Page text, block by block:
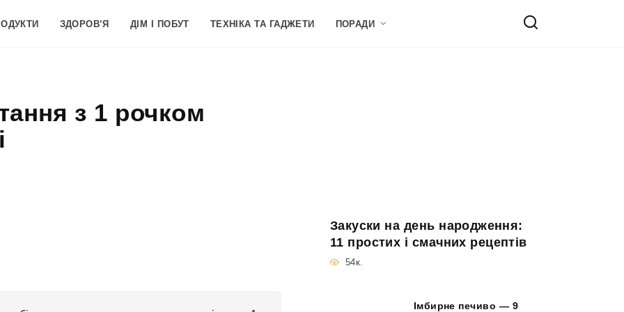
ЗДОРОВ’Я ДІМ І ПОБУТ ТЕХНІКА ТА ГАДЖЕТИ ПОРАДИ
з 1 рочком
Закуски на день народження:
11 простих і смачних рецептів
54к.
Імбирне печиво — 9